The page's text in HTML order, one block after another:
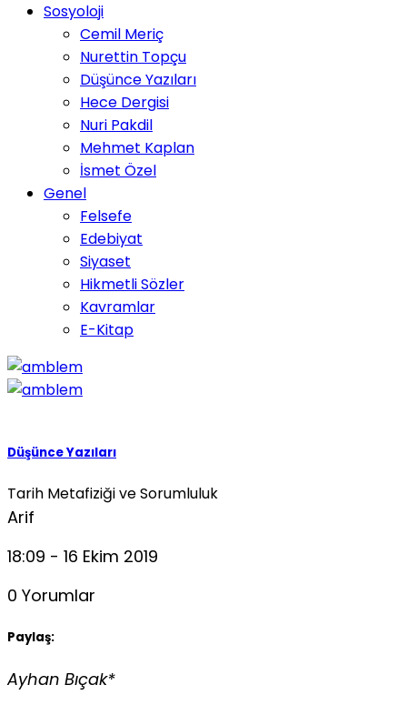
Sosyoloji
Cemil Meriç
Nurettin Topçu
Düşünce Yazıları
Hece Dergisi
Nuri Pakdil
Mehmet Kaplan
İsmet Özel
Genel
Felsefe
Edebiyat
Siyaset
Hikmetli Sözler
Kavramlar
E-Kitap
Düşünce Yazıları
Tarih Metafiziği ve Sorumluluk
Arif
18:09 - 16 Ekim 2019
0 Yorumlar
Paylaş:
Ayhan Bıçak*